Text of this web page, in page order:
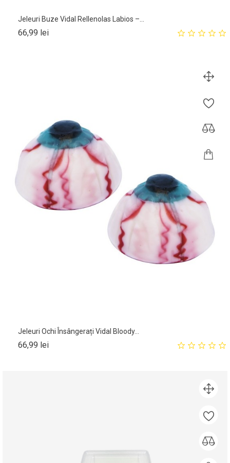
Jeleuri Buze Vidal Rellenolas Labios –...
66,99 leiPret
Jeleuri Ochi Însângerați Vidal Bloody...
66,99 leiPret